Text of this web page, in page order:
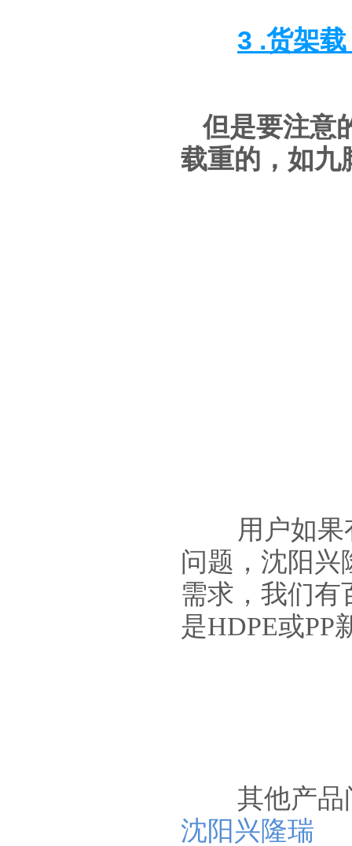
3 .货架
但是要注意
载重的，如九
用户如
问题，沈阳兴
需求，我们有
是HDPE或PP
其他产品
沈阳兴隆瑞